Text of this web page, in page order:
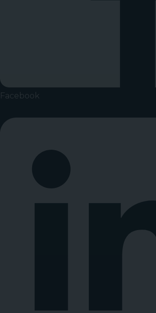
Facebook